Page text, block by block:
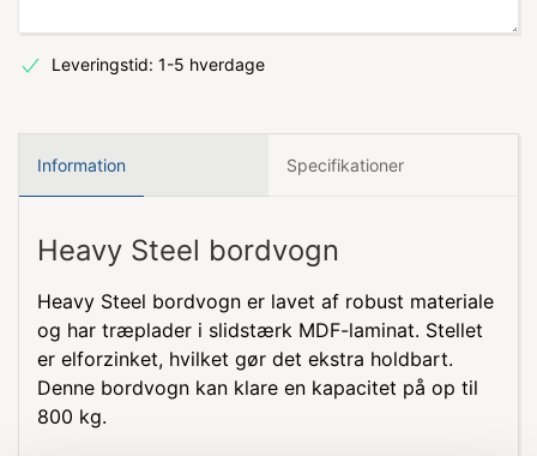
Leveringstid: 1-5 hverdage
Information Specifikationer
Heavy Steel bordvogn
Heavy Steel bordvogn er lavet af robust materiale
og har træplader i slidstærk MDF-laminat. Stellet
er elforzinket, hvilket gør det ekstra holdbart.
Denne bordvogn kan klare en kapacitet på op til
800 kg.